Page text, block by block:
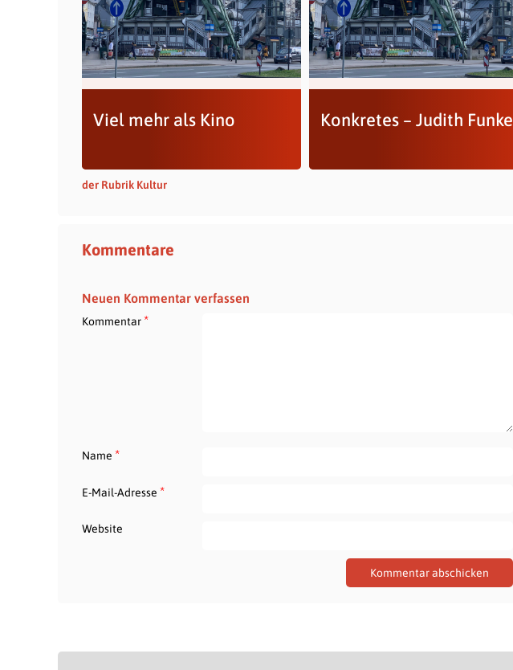
Viel mehr als Kino Konkretes – Judith Funke
der Rubrik Kultur
Kommentare
Neuen Kommentar verfassen
Kommentar*
Name *
E-Mail-Adresse *
Website